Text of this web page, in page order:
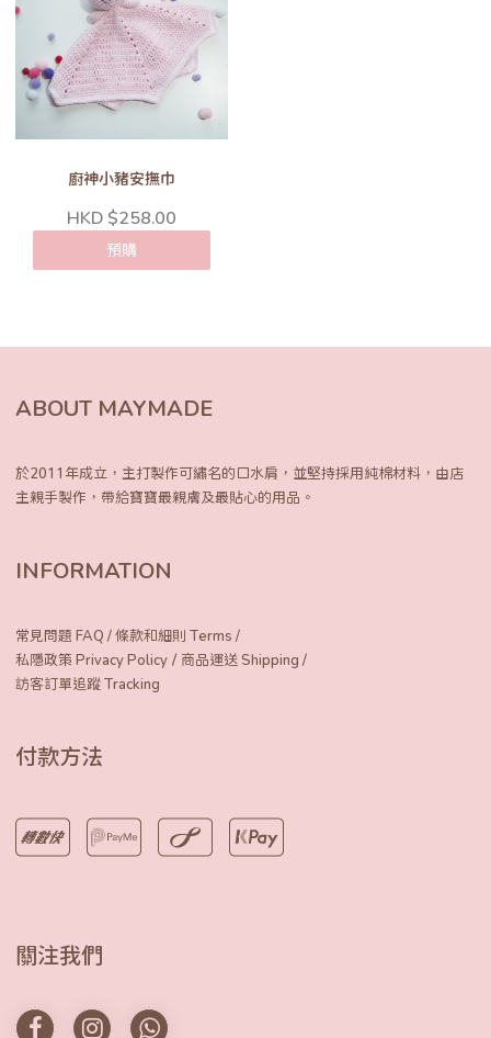
廚神小豬安撫巾
HKD $258.00
預購
ABOUT MAYMADE
於2011年成立，主打製作可繡名的口水肩， 並堅持採用純棉材料，由店
主親手製作， 帶給寶寶最親膚及最貼心的用品。
INFORMATION
常見問題 FAQ /條款和細則 Terms /
私隱政策 Privacy Policy / 商品運送 Shipping /
訪客訂單追蹤 Tracking
付款方法
關注我們